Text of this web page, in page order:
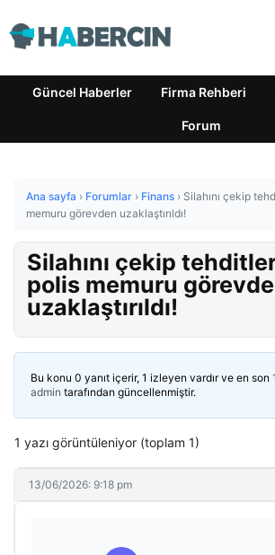
Güncel Haberler Firma Rehberi
Forum
Ana sayfa › Forumlar › Finans › Silahını çekip
memuru görevden uzaklaştırıldı!
Silahını çekip
polis memuru
uzaklaştırıldı!
Bu konu 0 yanıt içerir, 1 izleyen vardır ve en son
admin tarafından güncellenmiştir.
1 yazı görüntüleniyor (toplam 1)
13/06/2026: 9:18 pm